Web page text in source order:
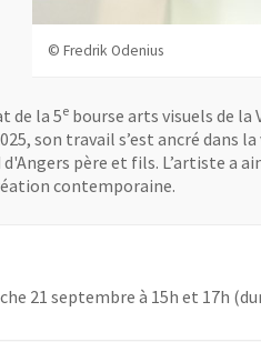
© Fredrik Odenius
de la 5ebourse arts visuels de la
son travail s’est ancré dans
père et fils. L’artiste a
contemporaine.
21 septembre à 15h et 17h